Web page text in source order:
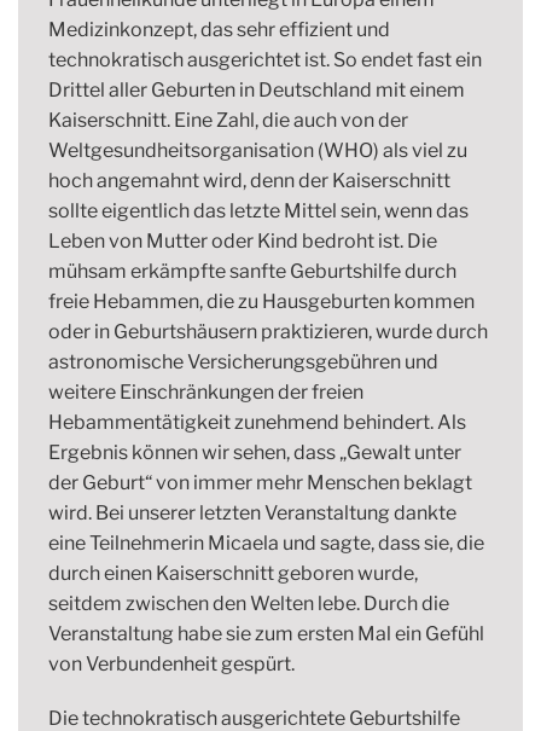
Medizinkonzept, das sehr effizient und
technokratisch ausgerichtet ist. So endet fast ein
Drittel aller Geburten in Deutschland mit einem
Kaiserschnitt. Eine Zahl, die auch von der
Weltgesundheitsorganisation (WHO) als viel zu
hoch angemahnt wird, denn der Kaiserschnitt
sollte eigentlich das letzte Mittel sein, wenn das
Leben von Mutter oder Kind bedroht ist. Die
mühsam erkämpfte sanfte Geburtshilfe durch
freie Hebammen, die zu Hausgeburten kommen
oder in Geburtshäusern praktizieren, wurde durch
astronomische Versicherungsgebühren und
weitere Einschränkungen der freien
Hebammentätigkeit zunehmend behindert. Als
Ergebnis können wir sehen, dass „Gewalt unter
der Geburt“ von immer mehr Menschen beklagt
wird. Bei unserer letzten Veranstaltung dankte
eine Teilnehmerin Micaela und sagte, dass sie, die
durch einen Kaiserschnitt geboren wurde,
seitdem zwischen den Welten lebe. Durch die
Veranstaltung habe sie zum ersten Mal ein Gefühl
von Verbundenheit gespürt.
Die technokratisch ausgerichtete Geburtshilfe